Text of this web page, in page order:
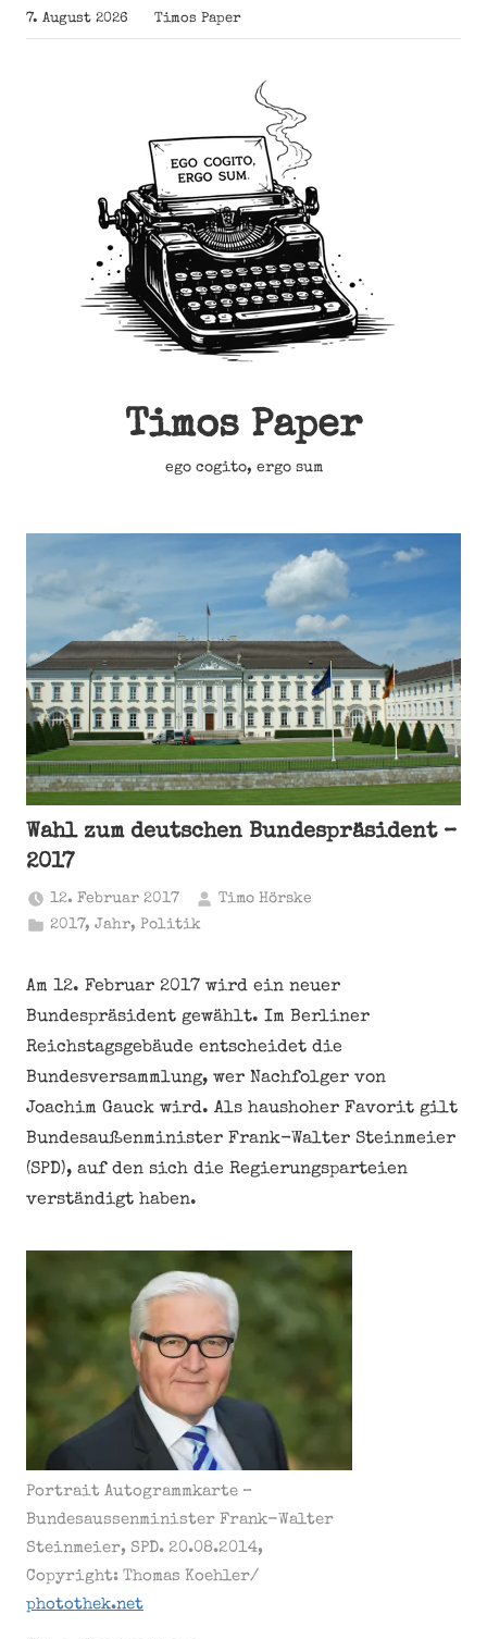
Zum
Inhalt
7. August 2026 Timos Paper
Timos Paper
ego cogito, ergo sum
Wahl zum deutschen Bundespräsident –
2017
12. Februar 2017
Timo Hörske
2017,Jahr,Politik
Am 12. Februar 2017 wird ein neuer
Bundespräsident gewählt. Im Berliner
Reichstagsgebäude entscheidet die
Bundesversammlung, wer Nachfolger von
Joachim Gauck wird. Als haushoher Favorit gilt
Bundesaußenminister Frank-Walter Steinmeier
(SPD), auf den sich die Regierungsparteien
verständigt haben.
Portrait Autogrammkarte –
Bundesaussenminister Frank-Walter
Steinmeier, SPD. 20.08.2014,
Copyright: Thomas Koehler/
photothek.net